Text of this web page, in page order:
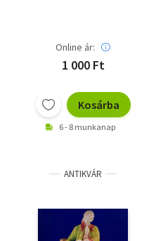
Online ár:
1 000 Ft
Kosárba
6 - 8 munkanap
ANTIKVÁR